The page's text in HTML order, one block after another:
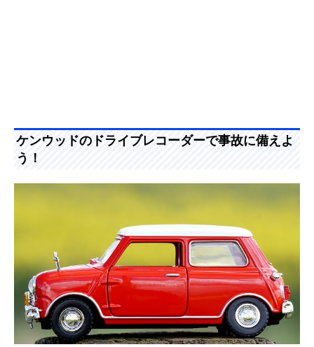
ケンウッドのドライブレコーダーで事故に備えよ
う！